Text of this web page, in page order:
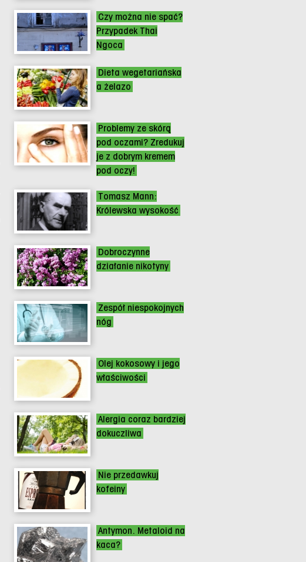
Czy można nie spać?
Przypadek Thai
Ngoca
Dieta wegetariańska
a żelazo
Problemy ze skórą
pod oczami? Zredukuj
je z dobrym kremem
pod oczy!
Tomasz Mann:
Królewska wysokość
Dobroczynne
działanie nikotyny
Zespół niespokojnych
nóg
Olej kokosowy i jego
właściwości
Alergia coraz bardziej
dokuczliwa
Nie przedawkuj
kofeiny
Antymon. Metaloid na
kaca?